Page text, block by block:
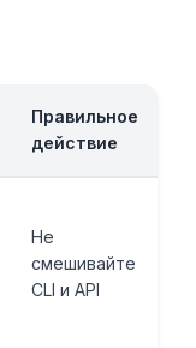
Правильное
действие
Не
смешивайте
CLI и API